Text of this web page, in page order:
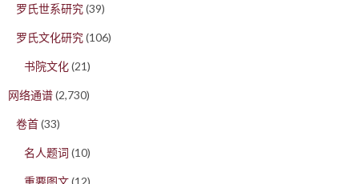
罗氏世系研究(39)
罗氏文化研究(106)
书院文化(21)
网络通谱(2,730)
卷首(33)
名人题词 (10)
重要图文(12)